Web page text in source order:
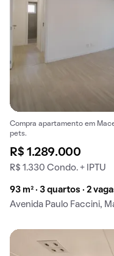
Compra apartamento em
pets.
R$ 1.289.000
R$ 1.330 Condo. + IPTU
93 m² · 3 quartos · 2
Avenida Paulo Faccini,